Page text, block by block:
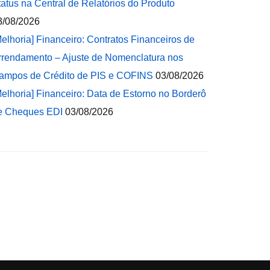
na Central de Relatórios do Produto
08/2026
Financeiro: Contratos Financeiros de
– Ajuste de Nomenclatura nos
de Crédito de PIS e COFINS 03/08/2026
Financeiro: Data de Estorno no Borderô
Cheques EDI 03/08/2026